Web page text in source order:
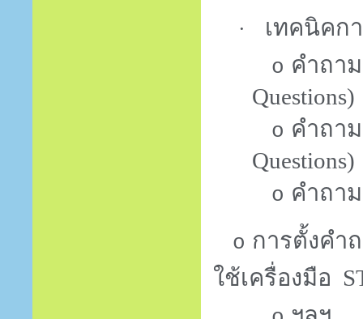
· เทคนิคก
o คำถา
Questions)
o คำถา
Questions)
o คำถา
o การตั้งคำ
ใช้เครื่องมือ